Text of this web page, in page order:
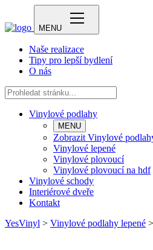
MENU
Naše realizace
Tipy pro lepší bydlení
O nás
Vinylové podlahy
MENU
Zobrazit Vinylové
Vinylové lepené
Vinylové plovoucí
Vinylové plovoucí na hdf
Vinylové schody
Interiérové dveře
Kontakt
YesVinyl > Vinylové podlahy lepené >